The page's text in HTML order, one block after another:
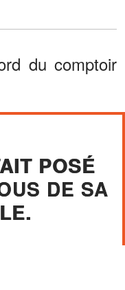
du comptoir
POSÉ
DE SA